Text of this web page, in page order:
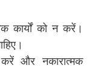
कार्यों को न करें।
करें और नकारात्मक